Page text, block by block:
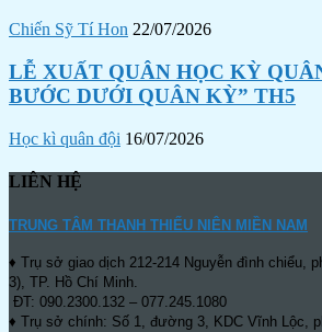
Chiến Sỹ Tí Hon 22/07/2026
LỄ XUẤT QUÂN HỌC KỲ
BƯỚC DƯỚI QUÂN KỲ” TH5
Học kì quân đội 16/07/2026
LIÊN HỆ
TRUNG TÂM THANH THIẾU NIÊN MIỀN NAM
♦ Trụ sở giao dịch 212-214 Nguyễn đình chiểu,
3), TP. Hồ Chí Minh.
ĐT: 090.2300.132 – 077.245.1080
♦ Trụ sở chính: Số 1, đường 3, KDC Vĩnh Lộc,